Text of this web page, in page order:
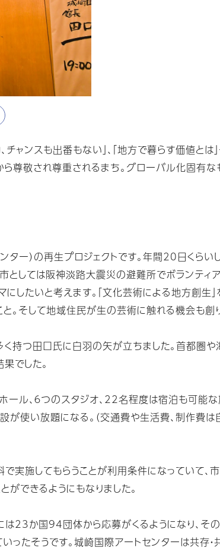
ャンスも出番もない」、「地方で暮らす価値と
尊敬され尊重されるまち。グローバル化固有
ー）の再生プロジェクトです。年間20日く
市としては阪神淡路大震災の避難所でボランテ
にしたいと考えます。「文化芸術による地方創
。そして地域住民が生の芸術に触れる機会も創
持つ田口氏に白羽の矢が立ちました。首都圏
でした。
ール、６つのスタジオ、22名程度は宿泊も可能
使い放題になる。（交通費や生活費、制作費は
実施してもらうことが利用条件になっていて
できるようにもなりました。
23か国94団体から応募がくるようになり、そ
たそうです。城崎国際アートセンターは共存・